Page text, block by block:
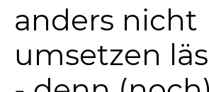
anders nicht
umsetzen